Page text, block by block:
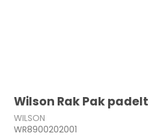
Wilson Rak Pak
WILSON
WR8900202001